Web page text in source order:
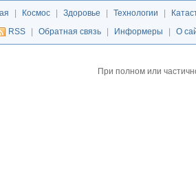
| Космос | Здоровье | Технологии |
RSS
| Обратная связь | Информеры | О
При полном или